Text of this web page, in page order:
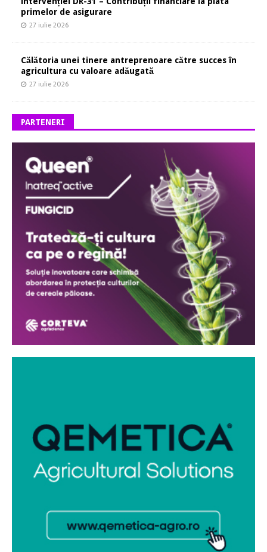
primelor de asigurare
27 iulie 2026
Călătoria unei tinere antreprenoare către succes în
agricultura cu valoare adăugată
27 iulie 2026
PARTENERI